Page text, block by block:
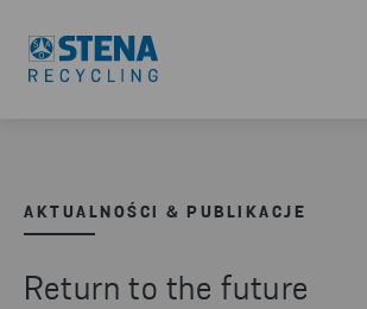
AKTUALNOŚCI & PUBLIKACJE
Return to the future